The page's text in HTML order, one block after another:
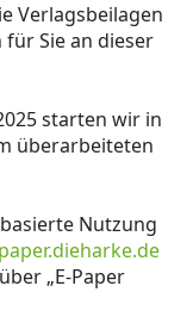
Verlagsbeilagen
für Sie an dieser
starten wir in
überarbeiteten
Nutzung
„E-Paper